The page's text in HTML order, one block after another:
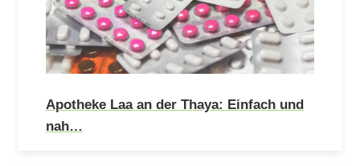
Apotheke Laa an der Thaya: Einfach und
nah…